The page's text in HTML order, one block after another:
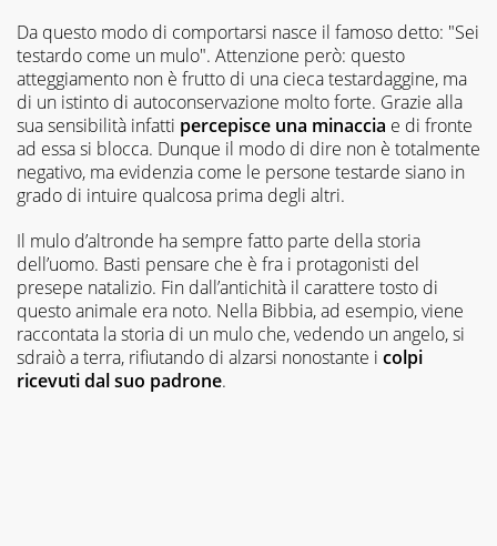
Da questo modo di comportarsi nasce il famoso detto: "Sei
testardo come un mulo". Attenzione però: questo
atteggiamento non è frutto di una cieca testardaggine, ma
di un istinto di autoconservazione molto forte. Grazie alla
sua sensibilità infatti percepisce una minaccia e di fronte
ad essa si blocca. Dunque il modo di dire non è totalmente
negativo, ma evidenzia come le persone testarde siano in
grado di intuire qualcosa prima degli altri.
Il mulo d’altronde ha sempre fatto parte della storia
dell’uomo. Basti pensare che è fra i protagonisti del
presepe natalizio. Fin dall’antichità il carattere tosto di
questo animale era noto. Nella Bibbia, ad esempio, viene
raccontata la storia di un mulo che, vedendo un angelo, si
sdraiò a terra, rifiutando di alzarsi nonostante i colpi
ricevuti dal suo padrone.